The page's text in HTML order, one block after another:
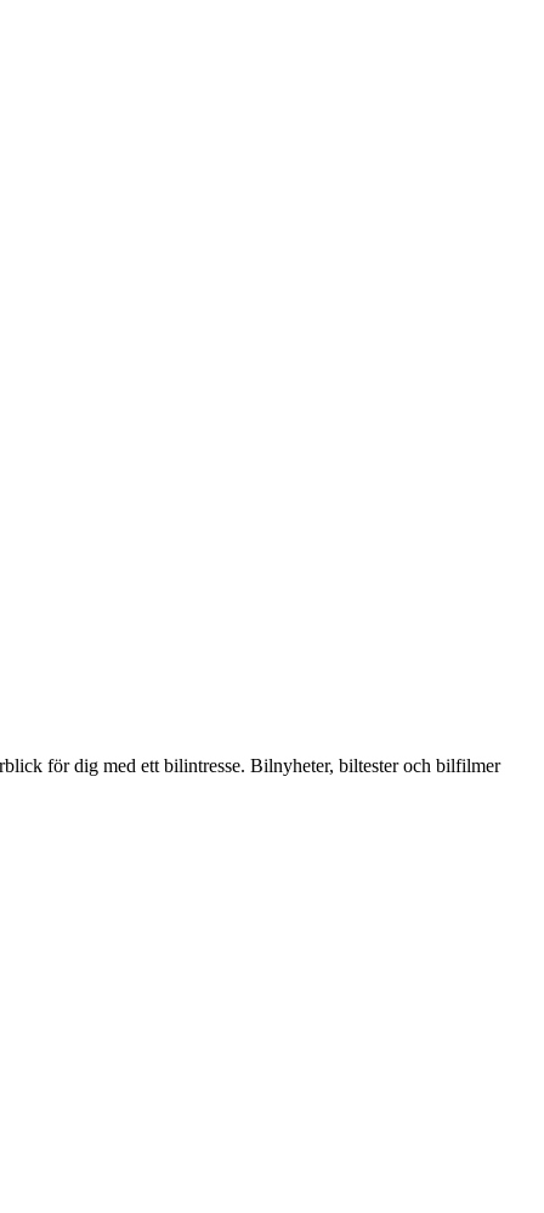
för dig med ett bilintresse. Bilnyheter, biltester och bilfilmer